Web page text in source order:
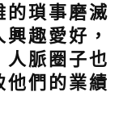
的瑣事磨滅
趣愛好，
人脈圈子也
他們的業績